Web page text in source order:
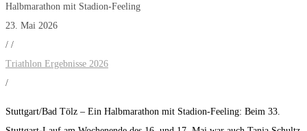
Halbmarathon mit Stadion-Feeling
23. Mai 2026
/ /
Triathlon Ergebnisse 2026
/
Stuttgart/Bad Tölz – Ein Halbmarathon mit Stadion-Feeling: Beim 33.